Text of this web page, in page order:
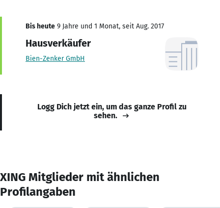
Bis heute 9 Jahre und 1 Monat, seit Aug. 2017
Hausverkäufer
Bien-Zenker GmbH
Logg Dich jetzt ein, um das ganze Profil zu
sehen.
XING Mitglieder mit ähnlichen
Profilangaben